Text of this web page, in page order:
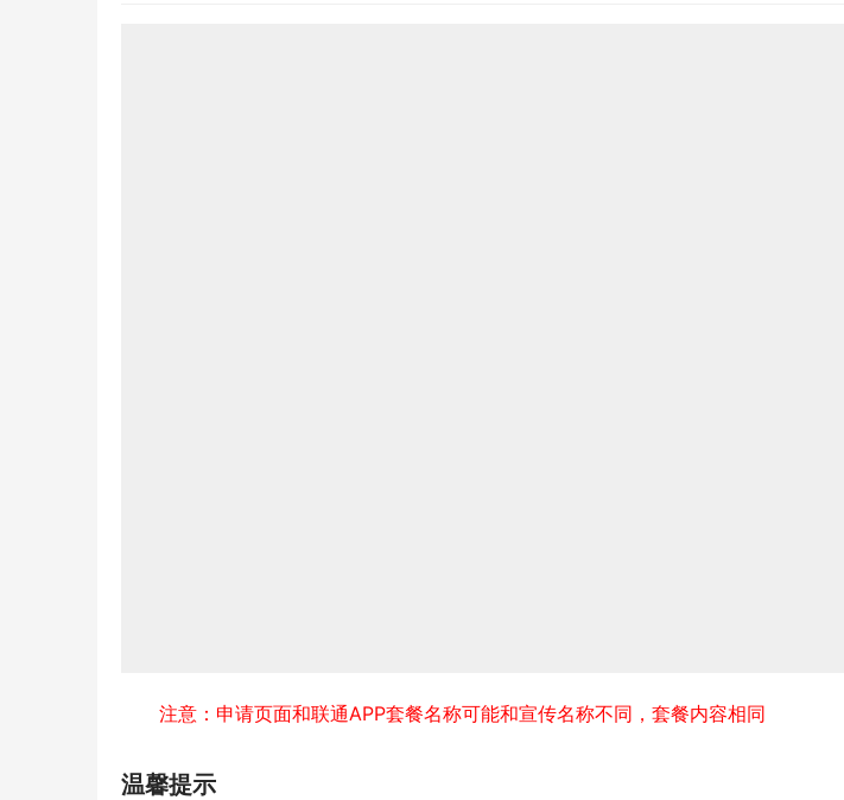
注意：申请页面和联通APP套餐名称可能和宣传名称不同，套餐内容相同
温馨提示